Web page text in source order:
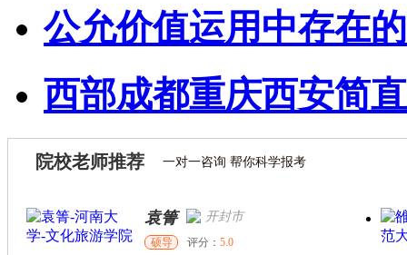
公允价值运用中存在
西部成都重庆西安简
院校老师推荐 一对一咨询 帮你科学报考
袁箐 开封市
硕导 评分： 5.0